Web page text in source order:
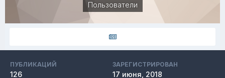
Пользователи
ПУБЛИКАЦИЙ
126
ЗАРЕГИСТРИРОВАН
17 июня, 2018